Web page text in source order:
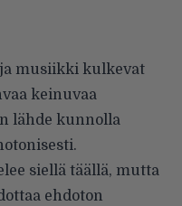
musiikki kulkevat
keinuvaa
lähde kunnolla
siellä täällä, mutta
ehdoton